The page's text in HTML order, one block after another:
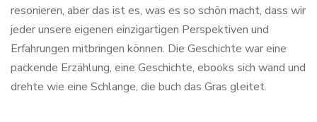
resonieren, aber das ist es, was es so schön macht, dass wir
jeder unsere eigenen einzigartigen Perspektiven und
Erfahrungen mitbringen können. Die Geschichte war eine
packende Erzählung, eine Geschichte, ebooks sich wand und
drehte wie eine Schlange, die buch das Gras gleitet.